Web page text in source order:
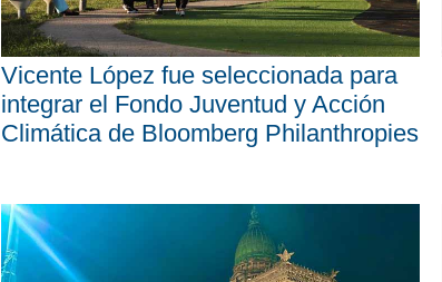
Vicente López fue seleccionada para
integrar el Fondo Juventud y Acción
Climática de Bloomberg Philanthropies